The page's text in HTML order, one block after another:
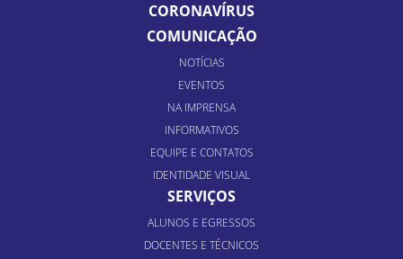
CORONAVÍRUS
COMUNICAÇÃO
NOTÍCIAS
EVENTOS
NA IMPRENSA
INFORMATIVOS
EQUIPE E CONTATOS
IDENTIDADE VISUAL
SERVIÇOS
ALUNOS E EGRESSOS
DOCENTES E TÉCNICOS